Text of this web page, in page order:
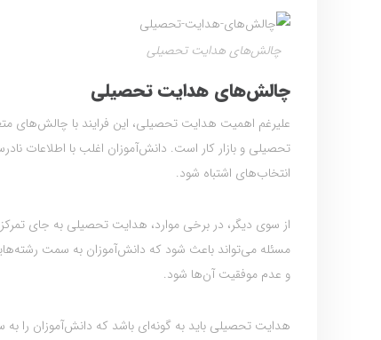
چالش‌های هدایت تحصیلی
چالش‌های هدایت تحصیلی
علیرغم اهمیت هدایت تحصیلی، این فرایند با چالش‌های
تحصیلی و بازار کار است. دانش‌آموزان اغلب با اطلاعات
انتخاب‌های اشتباه شود.
از سوی دیگر، در برخی موارد، هدایت تحصیلی به جای تمرکز
مسئله می‌تواند باعث شود که دانش‌آموزان به سمت
و عدم موفقیت آن‌ها شود.
هدایت تحصیلی باید به گونه‌ای باشد که دانش‌آموزان را